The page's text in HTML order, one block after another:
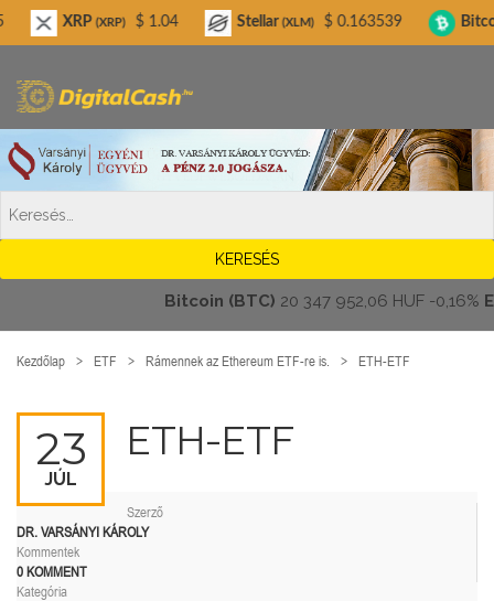
Bitcoin (BTC)20 347 952,06 HUF-0,16%
Kezdőlap ETF Rámennek az Ethereum ETF-re is. ETH-ETF
23
JÚL
ETH-ETF
Szerző
DR. VARSÁNYI KÁROLY
Kommentek
0 KOMMENT
Kategória
(XRP) $ 1.04 Stellar(XLM) $ 0.163539 Bitcoin Cash
Digitalcash.hu